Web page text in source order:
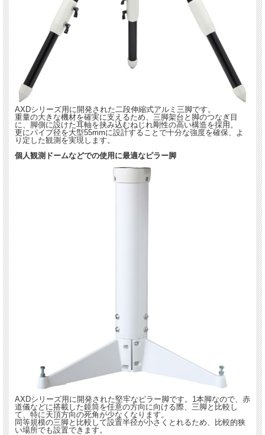
AXDシリーズ用に開発された二段伸縮式アルミ三脚です。
重量の大きな機材を確実に支えるため、三脚架台と脚のつなぎ目
に、脚側に設けた耳軸を挟み込むねじれ剛性の高い構造を採用。
更にパイプ径を大型55mmに設計することで十分な強度を確保、よ
り定した観測を実現します。
個人観測ドームなどでの使用に最適なピラー脚
AXDシリーズ用に開発された堅牢なピラー脚です。1本脚なので、赤
道儀などに搭載した鏡筒を任意の方向に向ける際、三脚と比較し
て、特に天頂方向の死角が少なくなります。
同等規模の三脚と比較して設置半径が小さくとれるため、比較的狭
い場所でも設置できます。